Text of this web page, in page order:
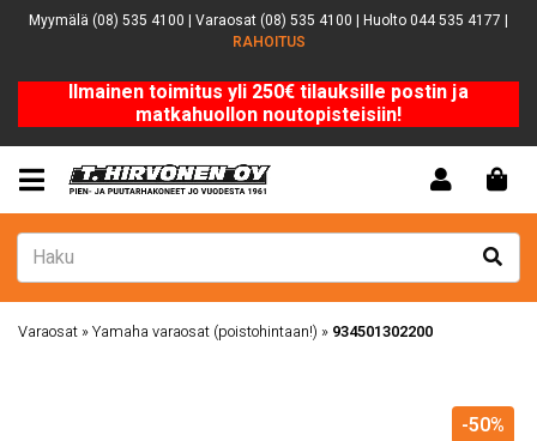
Myymälä (08) 535 4100 | Varaosat (08) 535 4100 | Huolto 044 535 4177 |
RAHOITUS
Ilmainen toimitus yli 250€ tilauksille postin ja
matkahuollon noutopisteisiin!
Varaosat »Yamaha varaosat (poistohintaan!) » 934501302200
-50%